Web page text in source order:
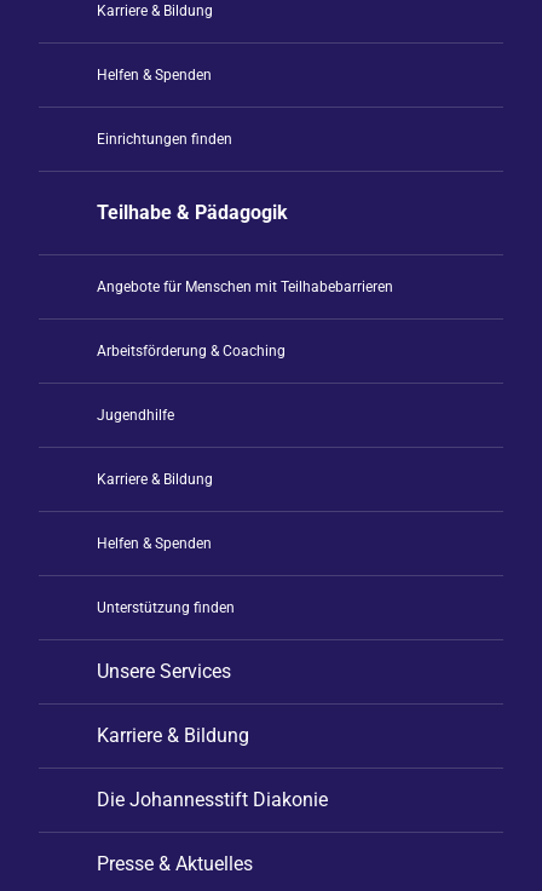
Karriere & Bildung
Helfen & Spenden
Einrichtungen finden
Teilhabe & Pädagogik
Angebote für Menschen mit Teilhabebarrieren
Arbeitsförderung & Coaching
Jugendhilfe
Karriere & Bildung
Helfen & Spenden
Unterstützung finden
Unsere Services
Karriere & Bildung
Die Johannesstift Diakonie
Presse & Aktuelles